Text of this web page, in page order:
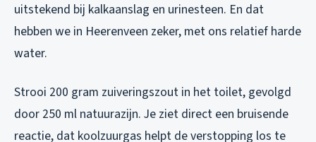
uitstekend bij kalkaanslag en urinesteen. En dat
hebben we in Heerenveen zeker, met ons relatief harde
water.
Strooi 200 gram zuiveringszout in het toilet, gevolgd
door 250 ml natuurazijn. Je ziet direct een bruisende
reactie, dat koolzuurgas helpt de verstopping los te